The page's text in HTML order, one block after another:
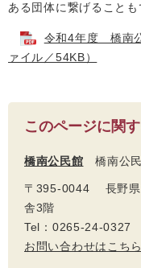
ある団体に繋げること
令和4年度 橋南
ァイル／54KB）
このページに関
橋南公民館 橋南公
〒395-0044 長野県
舎3階
Tel：0265-24-
お問い合わせはこち